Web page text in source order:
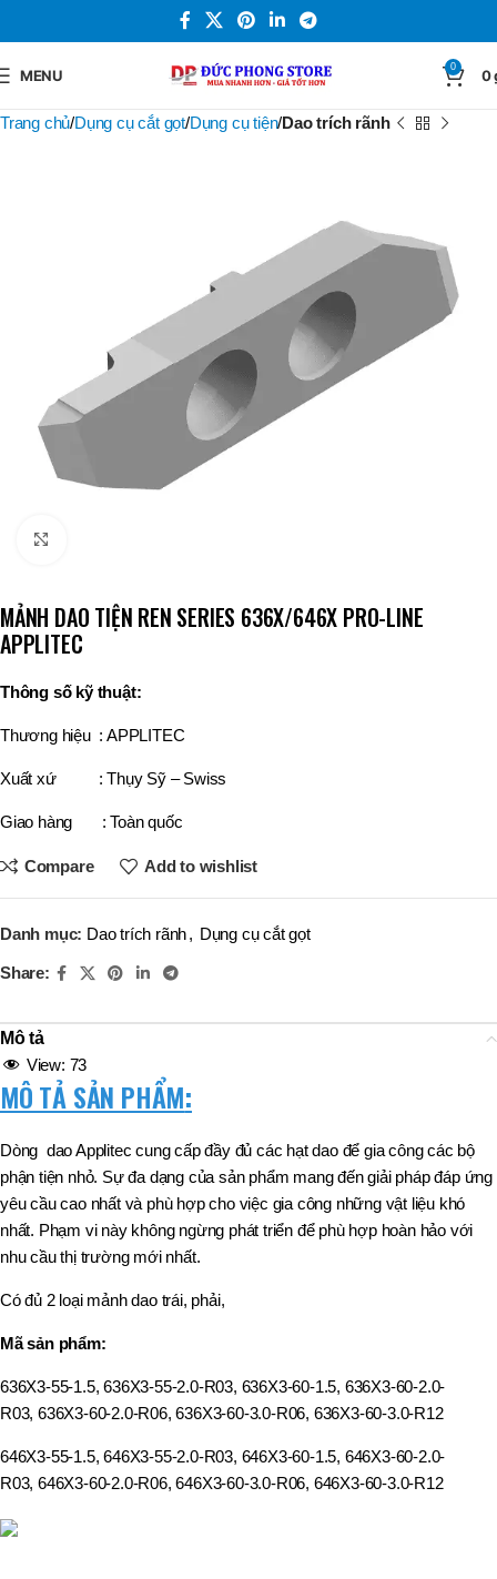
MENU 0 0
Trang chủ Dụng cụ cắt gọt Dụng cụ tiện Dao trích rãnh
MẢNH DAO TIỆN REN SERIES 636X/646X PRO-LINE
APPLITEC
Thông số kỹ thuật:
Thương hiệu : APPLITEC
Xuất xứ : Thụy Sỹ – Swiss
Giao hàng : Toàn quốc
Compare Add to wishlist
Danh mục: Dao trích rãnh, Dụng cụ cắt gọt
Share:
Mô tả
View: 73
MÔ TẢ SẢN PHẨM:
Dòng dao Applitec cung cấp đầy đủ các hạt dao để gia công các bộ
phận tiện nhỏ. Sự đa dạng của sản phẩm mang đến giải pháp đáp ứng
yêu cầu cao nhất và phù hợp cho việc gia công những vật liệu khó
nhất. Phạm vi này không ngừng phát triển để phù hợp hoàn hảo với
nhu cầu thị trường mới nhất.
Có đủ 2 loại mảnh dao trái, phải,
Mã sản phẩm:
636X3-55-1.5, 636X3-55-2.0-R03, 636X3-60-1.5, 636X3-60-2.0-
R03, 636X3-60-2.0-R06, 636X3-60-3.0-R06, 636X3-60-3.0-R12
646X3-55-1.5, 646X3-55-2.0-R03, 646X3-60-1.5, 646X3-60-2.0-
R03, 646X3-60-2.0-R06, 646X3-60-3.0-R06, 646X3-60-3.0-R12